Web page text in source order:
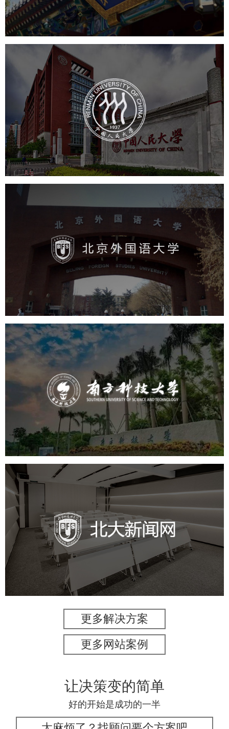
学校网站建设
教育网站建设
中国人民大学
培训教育 高校 大学网站建设
高校网站建设
学校网站建设
教育网站建设
北京外国语大学
高校 学校网站建设
教育网站建设
大学网站建设
高校网站建设
南方科技大学
高校 大学网站建设
高校网站建设
学校网站建设
教育网站建设
北外新闻网
培训教育 品牌官网 高校
学校网站建设
教育网站建设
更多解决方案
更多网站案例
让决策变的简单
好的开始是成功的一半